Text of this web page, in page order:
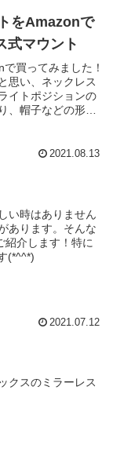
をAmazonで
式マウント
買ってみました！
思い、ネックレス
イトポジションの
、帽子などの形状
2021.08.13
い時はありません
あります。そんな
紹介します！特に
(*^^*)
2021.07.12
クスのミラーレス